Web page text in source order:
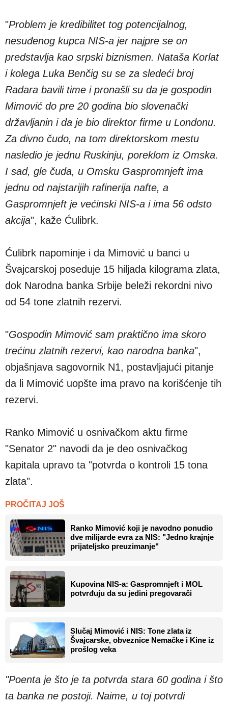
"Problem je kredibilitet tog potencijalnog,
nesuđenog kupca NIS-a jer najpre se on
predstavlja kao srpski biznismen. Nataša Korlat
i kolega Luka Benčig su se za sledeći broj
Radara bavili time i pronašli su da je gospodin
Mimović do pre 20 godina bio slovenački
državljanin i da je bio direktor firme u Londonu.
Za divno čudo, na tom direktorskom mestu
nasledio je jednu Ruskinju, poreklom iz Omska.
I sad, gle čuda, u Omsku Gaspromnjeft ima
jednu od najstarijih rafinerija nafte, a
Gaspromnjeft je većinski NIS-a i ima 56 odsto
akcija", kaže Ćulibrk.
Ćulibrk napominje i da Mimović u banci u
Švajcarskoj poseduje 15 hiljada kilograma zlata,
dok Narodna banka Srbije beleži rekordni nivo
od 54 tone zlatnih rezervi.
"Gospodin Mimović sam praktično ima skoro
trećinu zlatnih rezervi, kao narodna banka",
objašnjava sagovornik N1, postavljajući pitanje
da li Mimović uopšte ima pravo na korišćenje tih
rezervi.
Ranko Mimović u osnivačkom aktu firme
"Senator 2" navodi da je deo osnivačkog
kapitala upravo ta "potvrda o kontroli 15 tona
zlata".
PROČITAJ JOŠ
Ranko Mimović koji je navodno ponudio
dve milijarde evra za NIS: "Jedno krajnje
prijateljsko preuzimanje"
Kupovina NIS-a: Gaspromnjeft i MOL
potvrđuju da su jedini pregovarači
Slučaj Mimović i NIS: Tone zlata iz
Švajcarske, obveznice Nemačke i Kine iz
prošlog veka
"Poenta je što je ta potvrda stara 60 godina i što
ta banka ne postoji. Naime, u toj potvrdi